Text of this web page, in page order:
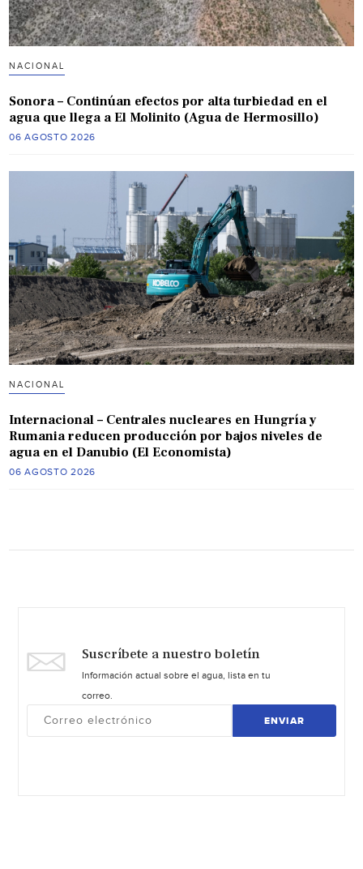
NACIONAL
Sonora – Continúan efectos por alta turbiedad en el
agua que llega a El Molinito (Agua de Hermosillo)
06 AGOSTO 2026
NACIONAL
Internacional – Centrales nucleares en Hungría y
Rumania reducen producción por bajos niveles de
agua en el Danubio (El Economista)
06 AGOSTO 2026
Suscríbete a nuestro boletín
Información actual sobre el agua, lista en tu
correo.
ENVIAR